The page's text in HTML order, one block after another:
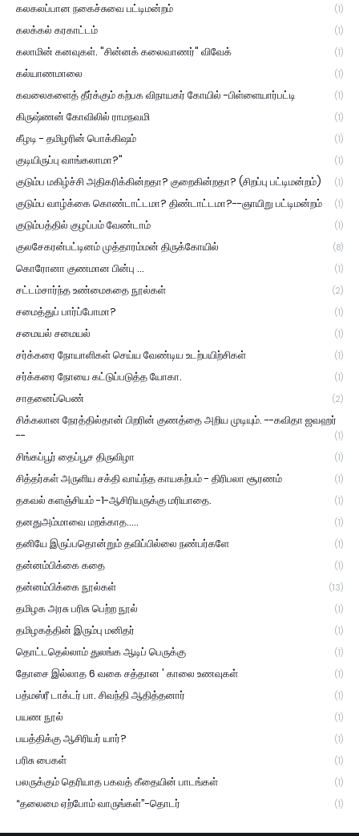
கலகலப்பான நகைச்சுவை பட்டிமன்றம் (1)
கலக்கல் கரகாட்டம் (1)
கலாமின் கனவுகள். "சின்னக் கலைவாணர்" விவேக் (1)
கல்யாணமாலை (1)
கவலைகளைத் தீர்க்கும் கற்பக விநாயகர் கோயில் -பிள்ளையார்பட்டி (1)
கிருஷ்ணன் கோவிலில் ராமநவமி (1)
கீழடி - தமிழரின் பொக்கிஷம் (1)
குடியிருப்பு வாங்கலாமா?" (1)
குடும்ப மகிழ்ச்சி அதிகரிக்கின்றதா? குறைகின்றதா? (சிறப்பு பட்டிமன்றம்) (1)
குடும்ப வாழ்க்கை கொண்டாட்டமா? திண்டாட்டமா?--ஞாயிறு பட்டிமன்றம் (1)
குடும்பத்தில் குழப்பம் வேண்டாம் (1)
குலசேகரன்பட்டினம் முத்தாரம்மன் திருக்கோயில் (8)
கொரோனா குணமான பின்பு ... (1)
சட்டம்சார்ந்த உண்மைகதை நூல்கள் (2)
சமைத்துப் பார்ப்போமா? (1)
சமையல் சமையல் (1)
சர்க்கரை நோயாளிகள் செய்ய வேண்டிய உடற்பயிற்சிகள் (1)
சர்க்கரை நோயை கட்டுப்படுத்த யோகா. (1)
சாதனைப்பெண் (2)
சிக்கலான நேரத்தில்தான் பிறரின் குணத்தை அறிய முடியும். --கவிதா ஜவஹர்
--
(1)
சிங்கப்பூர் தைப்பூச திருவிழா (1)
சித்தர்கள் அருளிய சக்தி வாய்ந்த காயகற்பம் - திரிபலா சூரணம் (1)
தகவல் களஞ்சியம் -1-ஆசிரியருக்கு மரியாதை. (1)
தனதுஅம்மாவை மறக்காத..... (1)
தனியே இருப்பதொன்றும் தவிப்பில்லை நண்பர்களே (1)
தன்னம்பிக்கை கதை (1)
தன்னம்பிக்கை நூல்கள் (13)
தமிழக அரசு பரிசு பெற்ற நூல் (1)
தமிழகத்தின் இரும்பு மனிதர் (1)
தொட்டதெல்லாம் துலங்க ஆடிப் பெருக்கு (1)
தோசை இல்லாத 6 வகை சத்தான ' காலை உணவுகள் (1)
பத்மஸ்ரீ டாக்டர் பா. சிவந்தி ஆதித்தனார் (1)
பயண நூல் (1)
பயத்திக்கு ஆசிரியர் யார்? (1)
பரிசு பைகள் (1)
பலருக்கும் தெரியாத பகவத் கீதையின் பாடங்கள் (1)
“தலைமை ஏற்போம் வாருங்கள்”-தொடர் (1)